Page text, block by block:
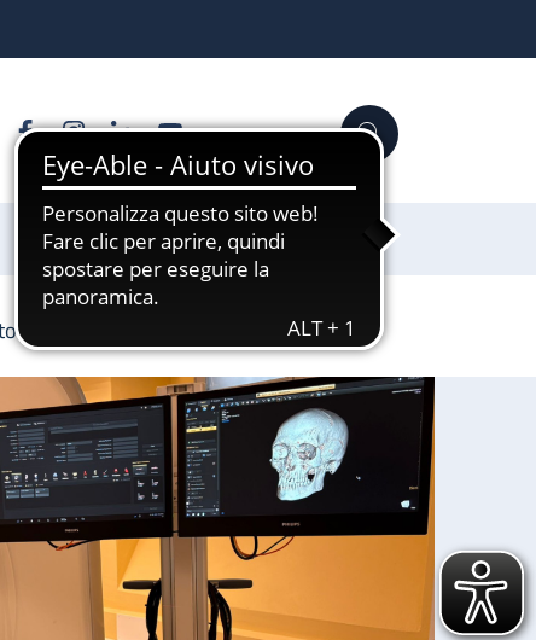
FacebookInstagram
LinkedinYouTube Cerca
Sostienici
umana